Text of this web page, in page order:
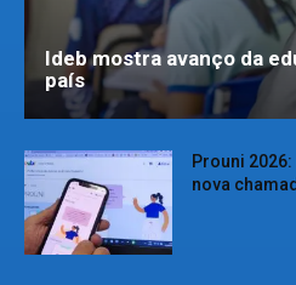
Ideb mostra avanço da
país
Prouni
nova